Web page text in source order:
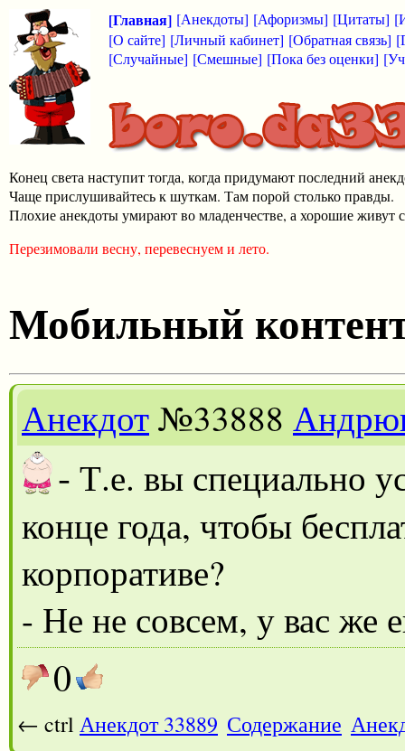
[Главная] [Анекдоты] [Афоризмы] [Цитаты]
[О сайте] [Личный кабинет] [Обратная связь]
[Случайные] [Смешные] [Пока без оценки]
Конец света наступит тогда, когда придумают последний
Чаще прислушивайтесь к шуткам. Там порой столько правды.
Плохие анекдоты умирают во младенчестве, а хорошие живут
Перезимовали весну, перевеснуем и лето.
Мобильный
Анекдот№33888
- Т.е. вы специально
конце года, чтобы
корпоративе?
- Не не совсем, у вас же
0
← ctrl Анекдот 33889 Содержание